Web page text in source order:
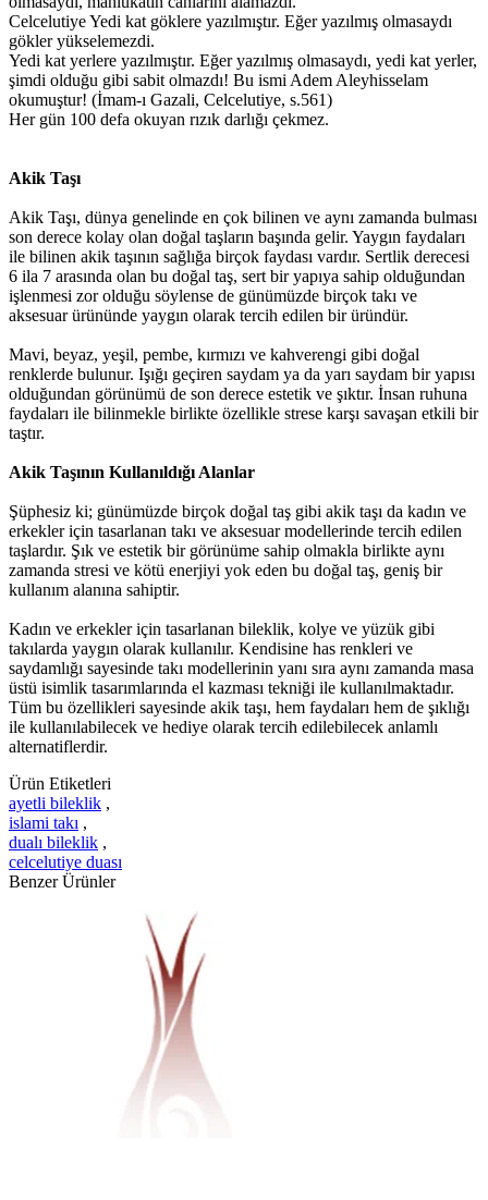
Celcelutiye Yedi kat göklere yazılmıştır. Eğer yazılmış olmasaydı
gökler yükselemezdi.
Yedi kat yerlere yazılmıştır. Eğer yazılmış olmasaydı, yedi kat yerler,
şimdi olduğu gibi sabit olmazdı! Bu ismi Adem Aleyhisselam
okumuştur! (İmam-ı Gazali, Celcelutiye, s.561)
Her gün 100 defa okuyan rızık darlığı çekmez.
Akik Taşı
Akik Taşı, dünya genelinde en çok bilinen ve aynı zamanda bulması
son derece kolay olan doğal taşların başında gelir. Yaygın faydaları
ile bilinen akik taşının sağlığa birçok faydası vardır. Sertlik derecesi
6 ila 7 arasında olan bu doğal taş, sert bir yapıya sahip olduğundan
işlenmesi zor olduğu söylense de günümüzde birçok takı ve
aksesuar ürününde yaygın olarak tercih edilen bir üründür.
Mavi, beyaz, yeşil, pembe, kırmızı ve kahverengi gibi doğal
renklerde bulunur. Işığı geçiren saydam ya da yarı saydam bir yapısı
olduğundan görünümü de son derece estetik ve şıktır. İnsan ruhuna
faydaları ile bilinmekle birlikte özellikle strese karşı savaşan etkili bir
taştır.
Akik Taşının Kullanıldığı Alanlar
Şüphesiz ki; günümüzde birçok doğal taş gibi akik taşı da kadın ve
erkekler için tasarlanan takı ve aksesuar modellerinde tercih edilen
taşlardır. Şık ve estetik bir görünüme sahip olmakla birlikte aynı
zamanda stresi ve kötü enerjiyi yok eden bu doğal taş, geniş bir
kullanım alanına sahiptir.
Kadın ve erkekler için tasarlanan bileklik, kolye ve yüzük gibi
takılarda yaygın olarak kullanılır. Kendisine has renkleri ve
saydamlığı sayesinde takı modellerinin yanı sıra aynı zamanda masa
üstü isimlik tasarımlarında el kazması tekniği ile kullanılmaktadır.
Tüm bu özellikleri sayesinde akik taşı, hem faydaları hem de şıklığı
ile kullanılabilecek ve hediye olarak tercih edilebilecek anlamlı
alternatiflerdir.
Ürün Etiketleri
ayetli bileklik ,
islami takı ,
dualı bileklik ,
celcelutiye duası
Benzer Ürünler